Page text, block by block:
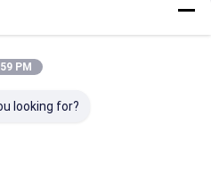
PM
looking for?